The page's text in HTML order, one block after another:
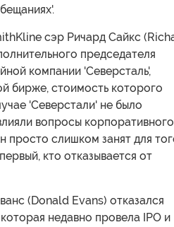
сэр Ричард Сайкс
председателя
компании 'Северсталь',
бирже, стоимость которого
'Северстали' не было
вопросы корпоративного
просто слишком занят для
кто отказывается от
(Donald Evans) отказался
недавно провела IPO и